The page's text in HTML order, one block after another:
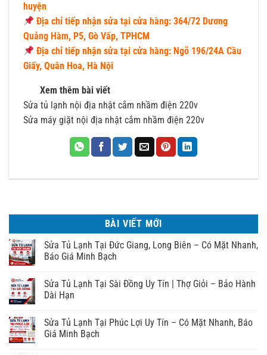
huyện
Địa chỉ tiếp nhận sửa tại cửa hàng: 364/72 Dương
Quảng Hàm, P5, Gò Vấp, TPHCM
Địa chỉ tiếp nhận sửa tại cửa hàng: Ngõ 196/24A Cầu
Giấy, Quân Hoa, Hà Nội
Xem thêm bài viết
Sửa tủ lạnh nội địa nhật cắm nhầm điện 220v
Sửa máy giặt nội địa nhật cắm nhầm điện 220v
BÀI VIẾT MỚI
Sửa Tủ Lạnh Tại Đức Giang, Long Biên – Có Mặt Nhanh,
Báo Giá Minh Bạch
Sửa Tủ Lạnh Tại Sài Đồng Uy Tín | Thợ Giỏi – Bảo Hành
Dài Hạn
Sửa Tủ Lạnh Tại Phúc Lợi Uy Tín – Có Mặt Nhanh, Báo
Giá Minh Bạch